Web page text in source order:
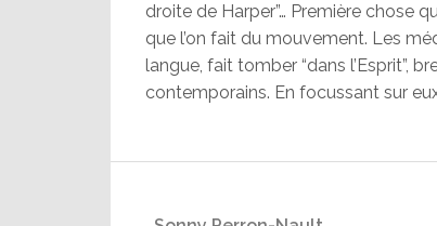
droite de Harper”… Première chose
que l’on fait du mouvement. Les
langue, fait tomber “dans l’Esprit”,
contemporains. En focussant sur